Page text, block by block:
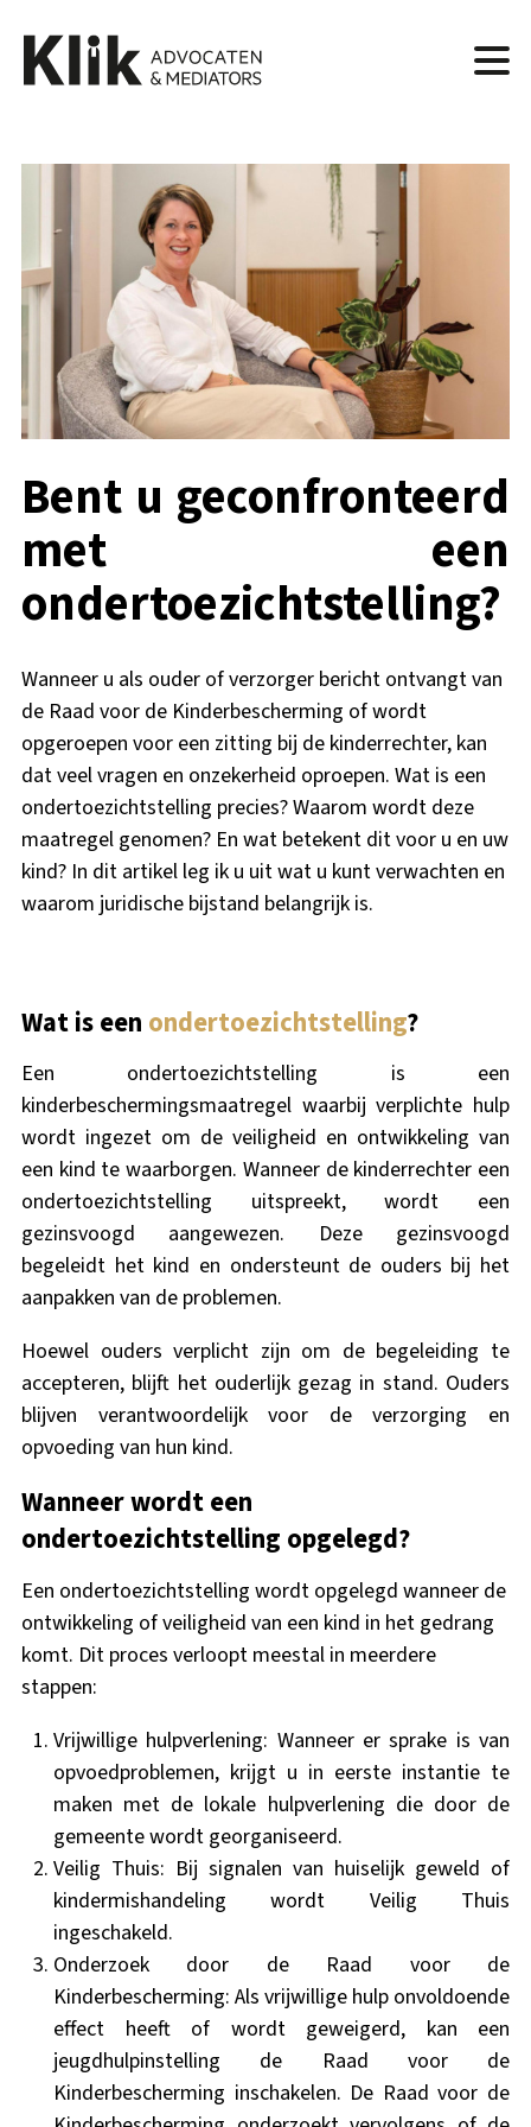
Bent u geconfronteerd
met een
ondertoezichtstelling?
Wanneer u als ouder of verzorger bericht ontvangt van
de Raad voor de Kinderbescherming of wordt
opgeroepen voor een zitting bij de kinderrechter, kan
dat veel vragen en onzekerheid oproepen. Wat is een
ondertoezichtstelling precies? Waarom wordt deze
maatregel genomen? En wat betekent dit voor u en uw
kind? In dit artikel leg ik u uit wat u kunt verwachten en
waarom juridische bijstand belangrijk is.
Wat is een ondertoezichtstelling?
Een ondertoezichtstelling is een
kinderbeschermingsmaatregel waarbij verplichte hulp
wordt ingezet om de veiligheid en ontwikkeling van
een kind te waarborgen. Wanneer de kinderrechter een
ondertoezichtstelling uitspreekt, wordt een
gezinsvoogd aangewezen. Deze gezinsvoogd
begeleidt het kind en ondersteunt de ouders bij het
aanpakken van de problemen.
Hoewel ouders verplicht zijn om de begeleiding te
accepteren, blijft het ouderlijk gezag in stand. Ouders
blijven verantwoordelijk voor de verzorging en
opvoeding van hun kind.
Wanneer wordt een
ondertoezichtstelling opgelegd?
Een ondertoezichtstelling wordt opgelegd wanneer de
ontwikkeling of veiligheid van een kind in het gedrang
komt. Dit proces verloopt meestal in meerdere
stappen:
Vrijwillige hulpverlening: Wanneer er sprake is van
opvoedproblemen, krijgt u in eerste instantie te
maken met de lokale hulpverlening die door de
gemeente wordt georganiseerd.
Veilig Thuis: Bij signalen van huiselijk geweld of
kindermishandeling wordt Veilig Thuis
ingeschakeld.
Onderzoek door de Raad voor de
Kinderbescherming: Als vrijwillige hulp onvoldoende
effect heeft of wordt geweigerd, kan een
jeugdhulpinstelling de Raad voor de
Kinderbescherming inschakelen. De Raad voor de